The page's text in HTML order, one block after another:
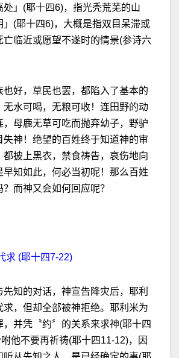
处」(耶十四6)，指光秃荒芜的山
」(耶十四6)，大概是指双目呆滞或
亡临近或愿望不遂时的情景(参诗六
也好，草民也罢，都陷入了基本的
无水可喝，无粮可收！连田野的动
，母鹿无草可吃而抛弃幼子，野驴
失神！绝望的百姓终于知道神的审
都披上黑衣，禁食祷告，哀伤地向
早知如此，何必当初呢！那么百姓
而神又会如何回应呢？
求 (耶十四7-22)
知的对话，神宣告降灾后，耶利
求，但却全部被神拒绝。耶利米为
，并凭〝约〞的关系来求神(耶十四
他不要再祈祷(耶十四11-12)，因